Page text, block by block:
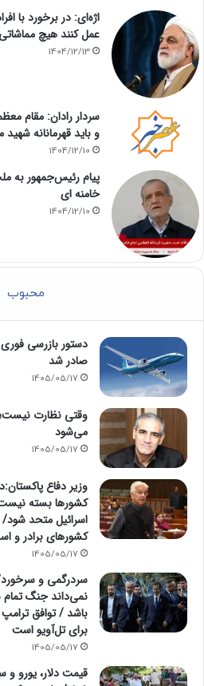
اژه‌ای: در برخورد با
عمل کنند هیچ
1404/12/13
سردار رادان: مقام
و باید قهرمانانه
1404/12/10
پیام رئیس‌جمهور به
خامنه ای
1404/12/10
محبوب
صادر شد
1405/05/17
وقتی نظارت
می‌شود
1405/05/17
وزیر دفاع
کشورها بسته
اسرائیل متحد
کشورهای برادر و
1405/05/17
سردرگمی و
نمی‌داند جنگ تمام
باشد / توافق
برای تل‌آویو است
1405/05/17